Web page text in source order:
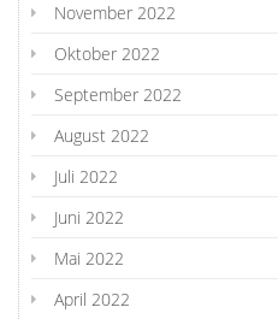
November 2022
Oktober 2022
September 2022
August 2022
Juli 2022
Juni 2022
Mai 2022
April 2022